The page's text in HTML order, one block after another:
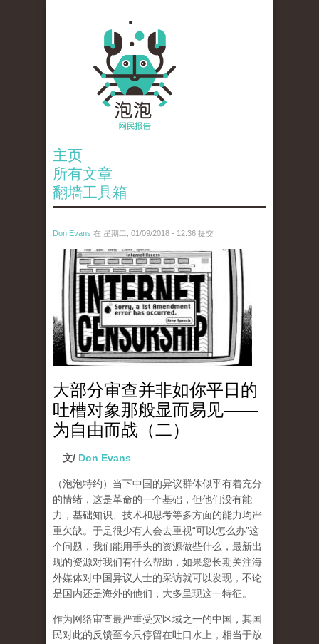
主页
所有文章
翻墙工具箱
Don Evans 在 星期二, 01/09/2018 - 12:36 提交
wechatimg866.jpeg
大部分审查并非如你平日的
吐槽对象那般显而易见——
为自由而战（二）
文/ Don Evans
（泡泡特约） 当下中国的异议群体似乎有着充分
的情绪，这是革命的一个基础，但他们没有能
力，基础知识、技术和思考等多方面的能力均严
重欠缺。于是很少有人会去重视“可以怎么办”这
个问题，我们能用手头的资源做些什么，最新出
现的资源对我们有什么帮助，如果您长期关注海
外媒体对中国异议人士的采访就可以发现，不论
是国内还是海外的他们，大多呈现这一特征。
作为网络审查最严重受灾区域之一的中国，其国
民对此的反馈至今只停留在吐口水上，相当于放